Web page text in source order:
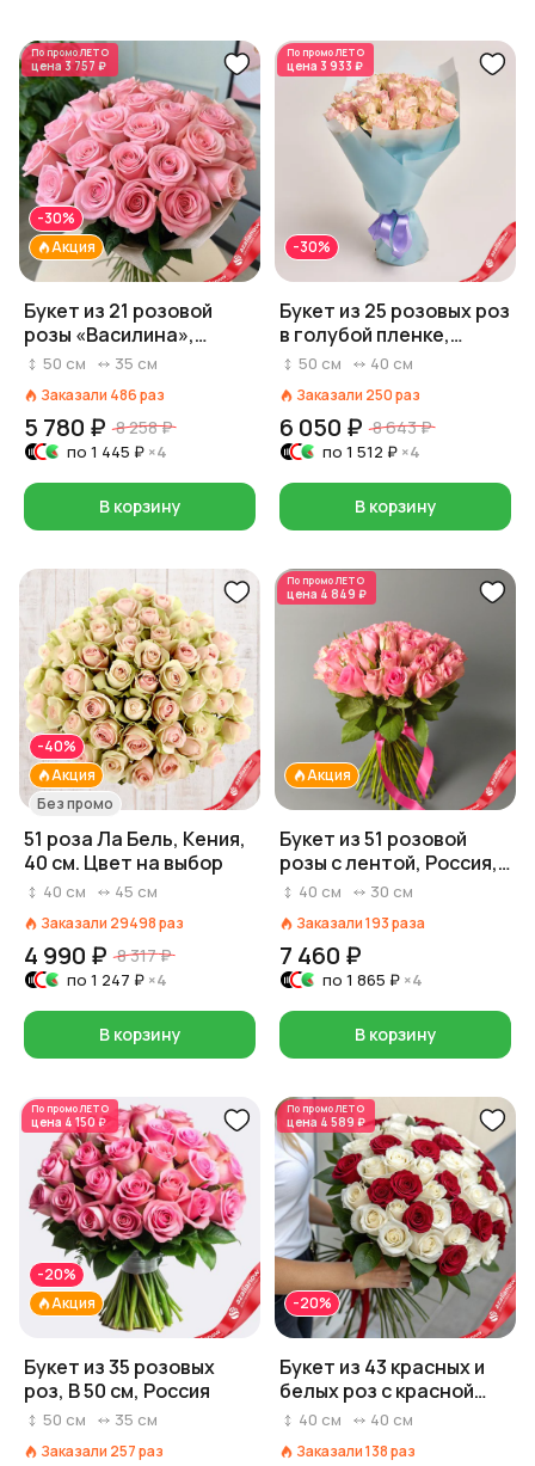
По промоЛЕТО
цена 3 757 ₽
Акция
-30%
Букет из 21 розовой
розы «Василина»,
Россия, 50 см
50 см 35 см
Заказали 486раз
5 780 ₽ 8 258 ₽
по 1 445 ₽ ×4
В корзину
По промоЛЕТО
цена 3 933 ₽
-30%
Букет из 25 розовых роз
в голубой пленке,
Россия, 50 см
50 см 40 см
Заказали 250раз
6 050 ₽ 8 643 ₽
по 1 512 ₽ ×4
В корзину
Акция
-40%
Без промо
51 роза Ла Бель, Кения,
40 см. Цвет на выбор
40 см 45 см
Заказали 29498раз
4 990 ₽ 8 317 ₽
по 1 247 ₽ ×4
В корзину
По промоЛЕТО
цена 4 849 ₽
Акция
Букет из 51 розовой
розы с лентой, Россия,
40 см
40 см 30 см
Заказали193раза
7 460 ₽
по 1 865 ₽ ×4
В корзину
По промоЛЕТО
цена 4 150 ₽
Акция
-20%
Букет из 35 розовых
роз, В 50 см, Россия
50 см 35 см
Заказали 257раз
По промоЛЕТО
цена 4 589 ₽
-20%
Букет из 43 красных и
белых роз с красной
лентой, 40 см, Россия
40 см 40 см
Заказали138раз